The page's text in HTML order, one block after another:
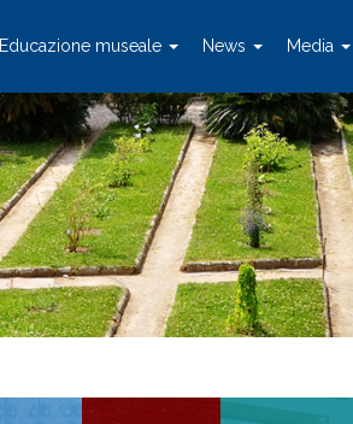
Educazione museale News Media